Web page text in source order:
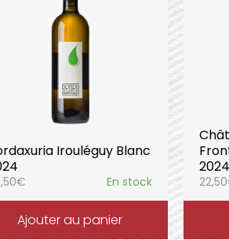
Irouléguy Blanc
€ En stock
Ajouter au panier
2024
22,50